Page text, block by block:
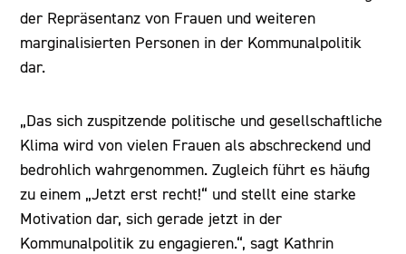
der Repräsentanz von Frauen und weiteren
marginalisierten Personen in der Kommunalpolitik
dar.
„Das sich zuspitzende politische und gesellschaftliche
Klima wird von vielen Frauen als abschreckend und
bedrohlich wahrgenommen. Zugleich führt es häufig
zu einem „Jetzt erst recht!“ und stellt eine starke
Motivation dar, sich gerade jetzt in der
Kommunalpolitik zu engagieren.“, sagt Kathrin